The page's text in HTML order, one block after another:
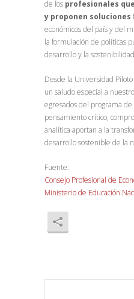
de los profesionales
y proponen soluciones
económicos del país y del
la formulación de políticas
desarrollo y la
Desde la Universidad
un saludo especial a
egresados del programa
pensamiento crítico,
analítica aportan a la
desarrollo sostenible de la
Fuente:
Consejo Profesional de
Ministerio de Educación